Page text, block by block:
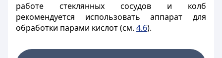
работе стеклянных сосудов и колб
рекомендуется использовать аппарат для
обработки парами кислот (см. 4.6).